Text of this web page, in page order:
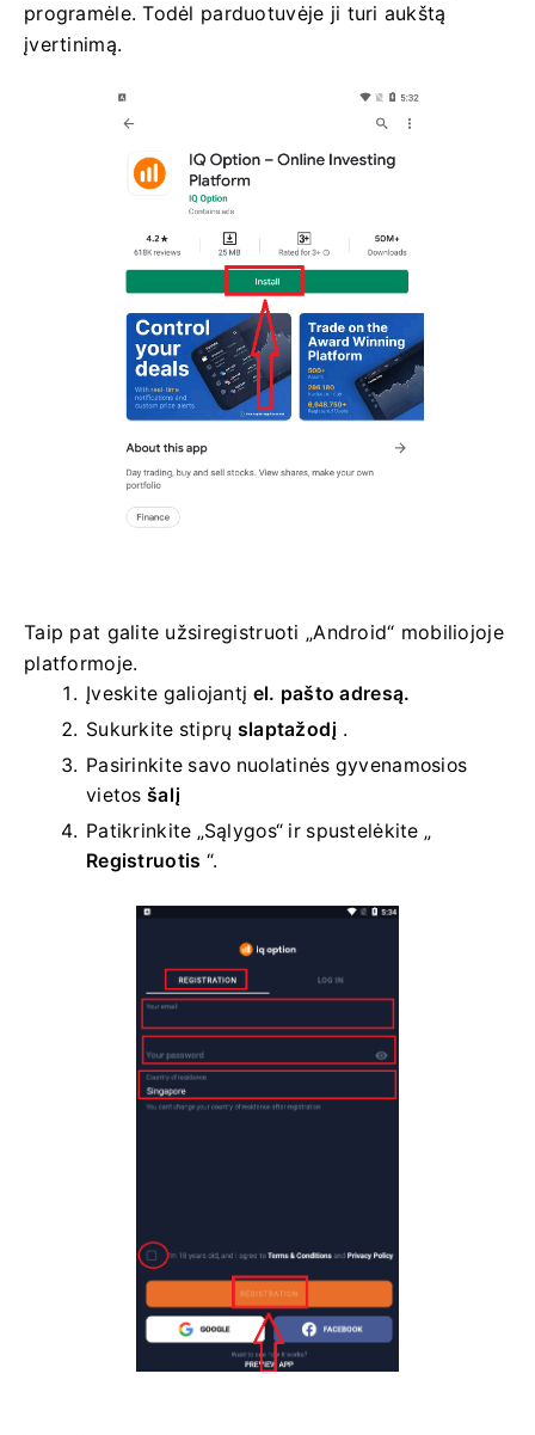
programėle. Todėl parduotuvėje ji turi aukštą
įvertinimą.
Taip pat galite užsiregistruoti „Android“ mobiliojoje
platformoje.
Įveskite galiojantį el. pašto adresą.
Sukurkite stiprų slaptažodį .
Pasirinkite savo nuolatinės gyvenamosios
vietos šalį
Patikrinkite „Sąlygos“ ir spustelėkite „
Registruotis “.